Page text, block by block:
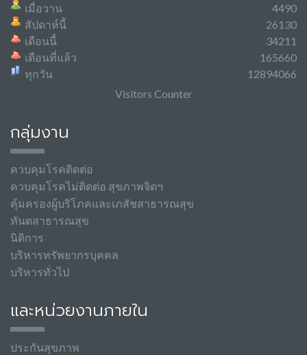
เมื่อวาน
สัปดาห์นี้
เดือนนี้
เดือนที่แล้ว
ทุกวัน
4490
26130
34211
165660
12894066
Visitors Counter
กลุ่มงาน
ควบคุมโรคติดต่อ
ควบคุมโรคไม่ติดต่อ สุขภาพจิตฯ
คุ้มครองผู้บริโภคและเภสัชสาธารณสุข
ทันตสาธารณสุข
นิติการ
บริหารทรัพยากรบุคคล
บริหารทั่วไป
และหน่วยงานภายใน
ประกันสุขภาพ